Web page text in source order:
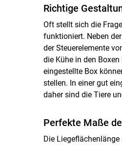
Richtige
Oft stellt sich die
funktioniert. Neben
der Steuerelemente
die Kühe in den
eingestellte Box
stellen. In einer gut
daher sind die Tiere
Perfekte Maße
Die